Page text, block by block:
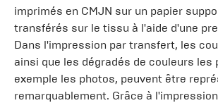
imprimés en CMJN sur un papier
transférés sur le tissu à l'aide d'une
Dans l'impression par transfert, les
ainsi que les dégradés de couleurs les
exemple les photos, peuvent être
remarquablement. Grâce à